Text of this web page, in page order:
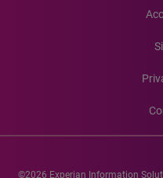
©2026 Experian Information